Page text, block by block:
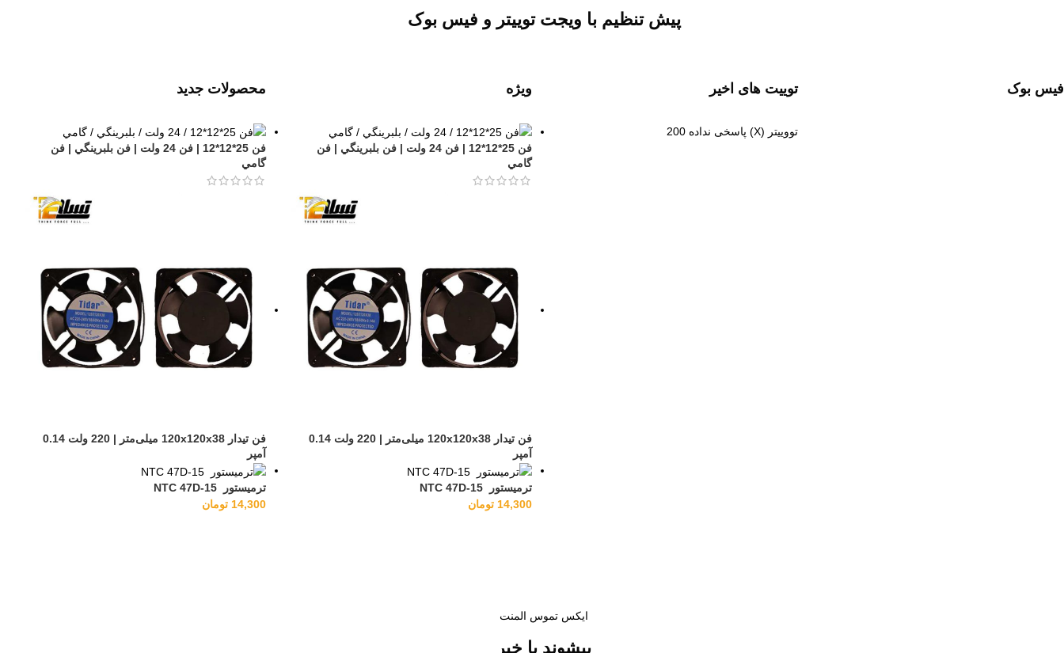
پیش تنظیم با ویجت توییتر و فیس بوک
محصولات جدید
فن 25*12*12 | فن 24 ولت | فن بلبرينگي | فن
گامي
فن تیدار 120x120x38 میلی‌متر | 220 ولت 0.14
آمپر
ترمیستور NTC 47D-15
14,300 تومان
ویژه
فن 25*12*12 | فن 24 ولت | فن بلبرينگي | فن
گامي
فن تیدار 120x120x38 میلی‌متر | 220 ولت 0.14
آمپر
ترمیستور NTC 47D-15
14,300 تومان
توییت های اخیر
تووییتر (X) پاسخی نداده 200
فیس بوک
ایکس تموس المنت
پیشوند با خبر